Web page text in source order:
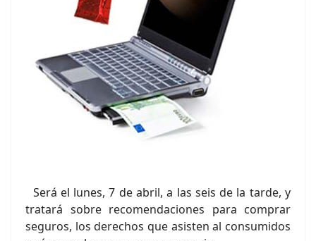
Será el lunes, 7 de abril, a las seis de la tarde, y
tratará sobre recomendaciones para comprar
seguros, los derechos que asisten al consumidos